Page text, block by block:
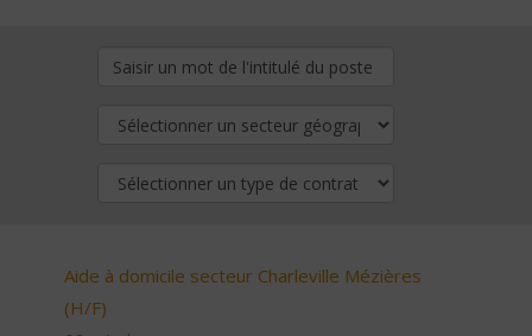
Aide à domicile secteur Charleville Mézières
(H/F)